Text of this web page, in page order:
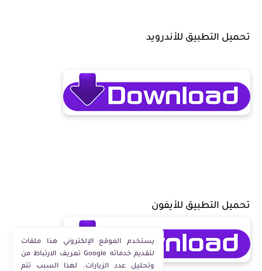
تحميل التطبيق للأندرويد
تحميل التطبيق للأيفون
يستخدم الموقع الإلكتروني هذا ملفات
تعريف الارتباط من Google لتقديم خدماته
وتحليل عدد الزيارات. لهذا السبب تتم